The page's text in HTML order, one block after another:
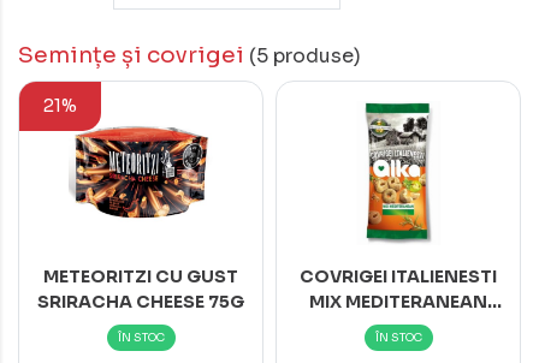
Semințe și covrigei (5 produse)
21%
METEORITZI CU GUST
SRIRACHA CHEESE 75G
ÎN STOC
COVRIGEI ITALIENESTI
MIX MEDITERANEAN
100gr 16/BAX
ÎN STOC